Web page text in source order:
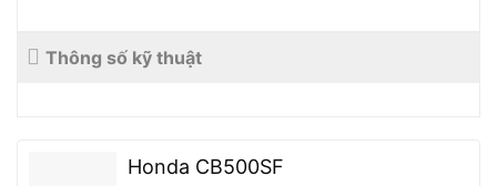
Thông số kỹ thuật
Honda CB500SF